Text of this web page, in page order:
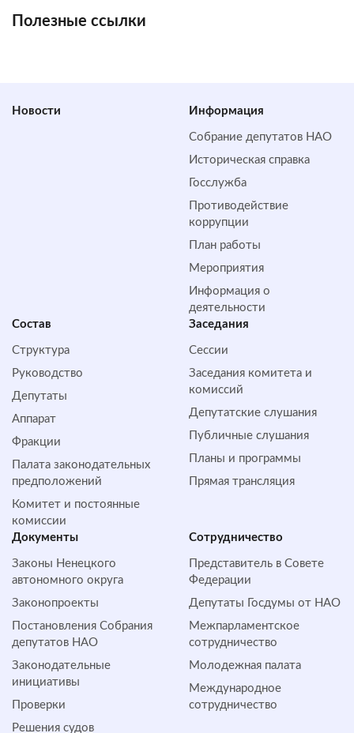
Полезные ссылки
Новости Информация
Собрание депутатов НАО
Историческая справка
Госслужба
Противодействие
коррупции
План работы
Мероприятия
Информация о
деятельности
Состав
Структура
Руководство
Депутаты
Аппарат
Фракции
Палата законодательных
предположений
Комитет и постоянные
комиссии
Заседания
Сессии
Заседания комитета и
комиссий
Депутатские слушания
Публичные слушания
Планы и программы
Прямая трансляция
Документы
Законы Ненецкого
автономного округа
Законопроекты
Постановления Собрания
депутатов НАО
Законодательные
инициативы
Проверки
Решения судов
Сотрудничество
Представитель в Совете
Федерации
Депутаты Госдумы от НАО
Межпарламентское
сотрудничество
Молодежная палата
Международное
сотрудничество